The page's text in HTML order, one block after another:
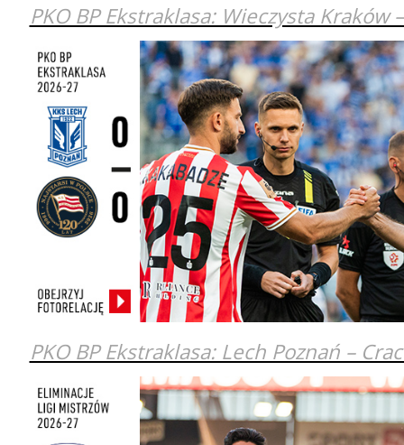
PKO BP Ekstraklasa: Wieczysta Kraków
PKO BP Ekstraklasa: Lech Poznań –